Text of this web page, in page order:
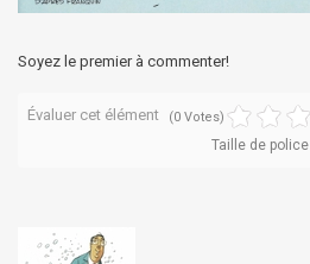
Soyez le premier à commenter!
Évaluer cet élément (0 Votes)
Taille de police